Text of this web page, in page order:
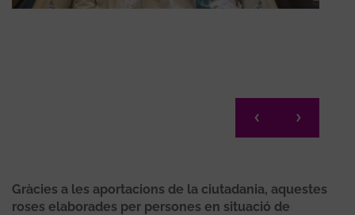
Gràcies a les aportacions de la ciutadania, aquestes
roses elaborades per persones en situació de